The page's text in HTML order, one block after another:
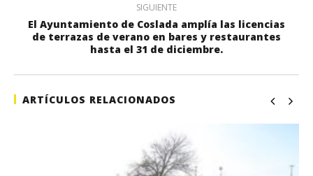
SIGUIENTE
El Ayuntamiento de Coslada amplía las licencias
de terrazas de verano en bares y restaurantes
hasta el 31 de diciembre.
ARTÍCULOS RELACIONADOS